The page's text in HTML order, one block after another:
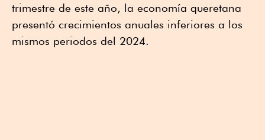
trimestre de este año, la economía queretana
presentó crecimientos anuales inferiores a los
mismos periodos del 2024.